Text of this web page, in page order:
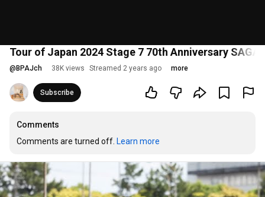
Tour of Japan 2024 Stage 7 70th Anniversary
@ BPAJch 38K views Streamed 2 years ago more
Subscribe
Comments
Comments are turned off. Learn more